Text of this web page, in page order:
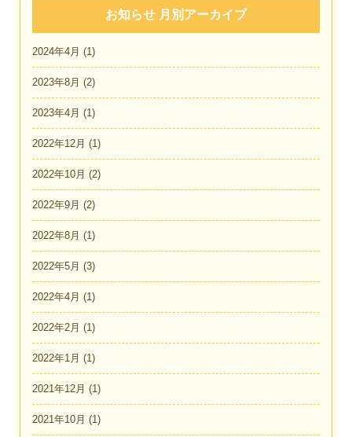
お知らせ 月別アーカイブ
2024年4月 (1)
2023年8月 (2)
2023年4月 (1)
2022年12月 (1)
2022年10月 (2)
2022年9月 (2)
2022年8月 (1)
2022年5月 (3)
2022年4月 (1)
2022年2月 (1)
2022年1月 (1)
2021年12月 (1)
2021年10月 (1)